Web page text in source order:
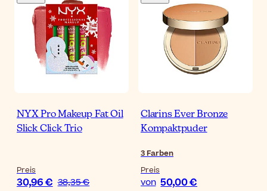
NYX Pro Makeup Fat Oil
Slick Click Trio
Preis
30,96 € 38,35 €
Clarins Ever Bronze
Kompaktpuder
3 Farben
Preis
von 50,00 €